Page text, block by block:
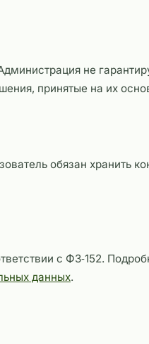
не
принятые на их
обязан хранить
с ФЗ‑152.
данных.